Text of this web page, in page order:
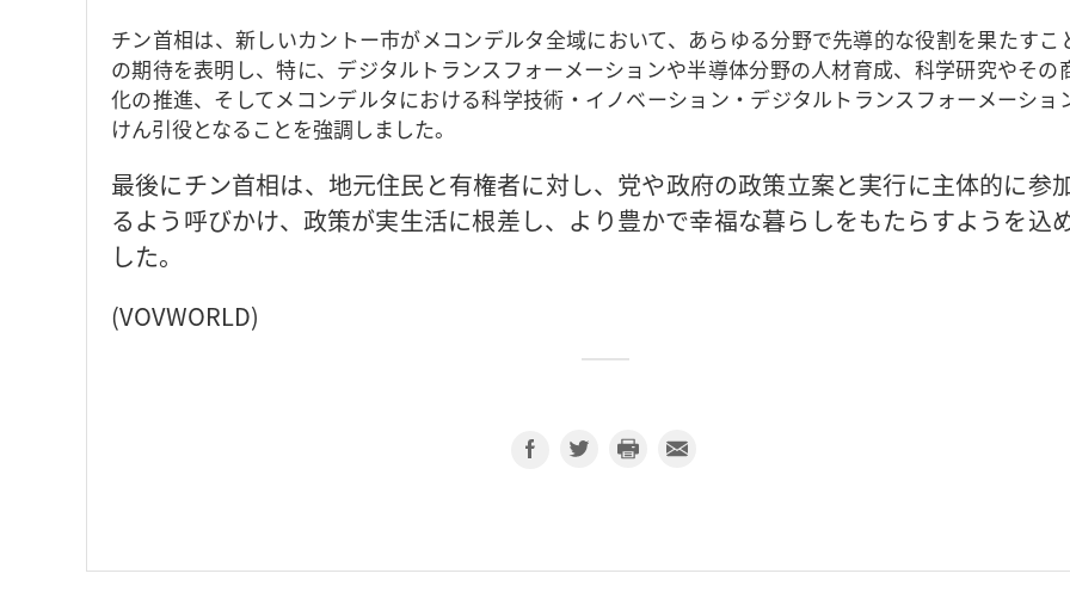
チン首相は、新しいカントー市がメコンデルタ全域において、あらゆる分野で先導的な役割を果たすこ
の期待を表明し、特に、デジタルトランスフォーメーションや半導体分野の人材育成、科学研究やその
化の推進、そしてメコンデルタにおける科学技術・イノベーション・デジタルトランスフォーメーショ
けん引役となることを強調しました。
最後にチン首相は、地元住民と有権者に対し、党や政府の政策立案と実行に主体的に参
るよう呼びかけ、政策が実生活に根差し、より豊かで幸福な暮らしをもたらすようを込
した。
(VOVWORLD)